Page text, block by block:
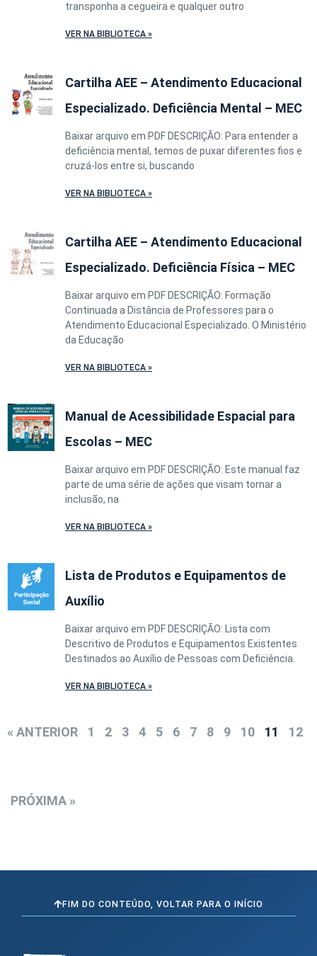
transponha a cegueira e qualquer outro
VER NA BIBLIOTECA »
Cartilha AEE – Atendimento Educacional
Especializado. Deficiência Mental – MEC
Baixar arquivo em PDF DESCRIÇÃO: Para entender a
deficiência mental, temos de puxar diferentes fios e
cruzá-los entre si, buscando
VER NA BIBLIOTECA »
Cartilha AEE – Atendimento Educacional
Especializado. Deficiência Física – MEC
Baixar arquivo em PDF DESCRIÇÃO: Formação
Continuada a Distância de Professores para o
Atendimento Educacional Especializado. O Ministério
da Educação
VER NA BIBLIOTECA »
Manual de Acessibilidade Espacial para
Escolas – MEC
Baixar arquivo em PDF DESCRIÇÃO: Este manual faz
parte de uma série de ações que visam tornar a
inclusão, na
VER NA BIBLIOTECA »
Lista de Produtos e Equipamentos de
Auxílio
Baixar arquivo em PDF DESCRIÇÃO: Lista com
Descritivo de Produtos e Equipamentos Existentes
Destinados ao Auxílio de Pessoas com Deficiência.
VER NA BIBLIOTECA »
« ANTERIOR 1 2 3 4 5 6 7 8 9 10 11 12
PRÓXIMA »
FIM DO CONTEÚDO, VOLTAR PARA O INÍCIO